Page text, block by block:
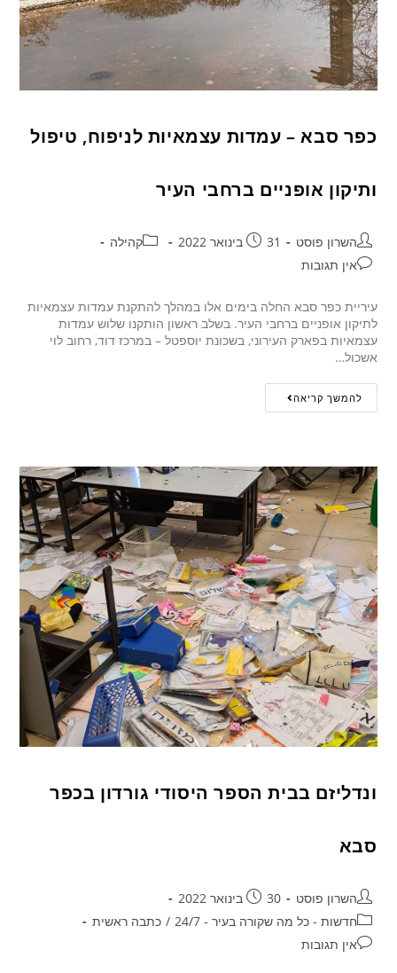
כפר סבא – עמדות עצמאיות לניפוח, טיפול
ותיקון אופניים ברחבי העיר
השרון פוסט 31 בינואר 2022
קהילה
אין תגובות
עיריית כפר סבא החלה בימים אלו במהלך להתקנת עמדות עצמאיות
לתיקון אופניים ברחבי העיר. בשלב ראשון הותקנו שלוש עמדות
עצמאיות בפארק העירוני, בשכונת יוספטל – במרכז דוד, רחוב לוי
אשכול…
להמשך קריאה
ונדליזם בבית הספר היסודי גורדון בכפר
סבא
השרון פוסט
30 בינואר 2022
חדשות - כל מה שקורה בעיר - 24/7
/ כתבה ראשית
אין תגובות